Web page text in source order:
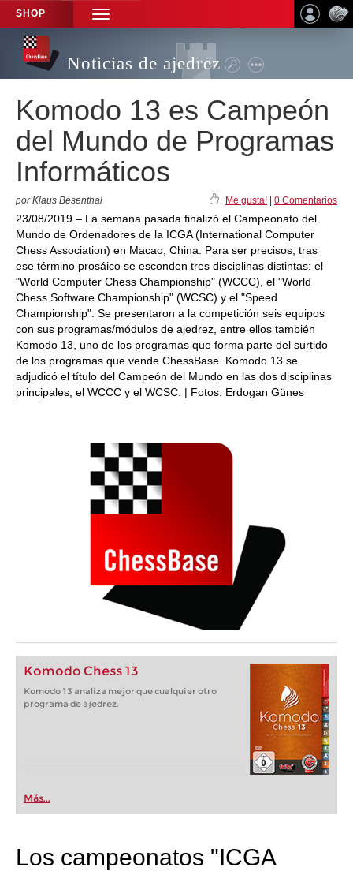
SHOP
TOGGLE
NAVIGATION
Noticias de ajedrez
Komodo 13 es Campeón
del Mundo de Programas
Informáticos
por Klaus Besenthal Me gusta! 0 Comentarios
23/08/2019 – La semana pasada finalizó el Campeonato del
Mundo de Ordenadores de la ICGA (International Computer
Chess Association) en Macao, China. Para ser precisos, tras
ese término prosáico se esconden tres disciplinas distintas: el
"World Computer Chess Championship" (WCCC), el "World
Chess Software Championship" (WCSC) y el "Speed
Championship". Se presentaron a la competición seis equipos
con sus programas/módulos de ajedrez, entre ellos también
Komodo 13, uno de los programas que forma parte del surtido
de los programas que vende ChessBase. Komodo 13 se
adjudicó el título del Campeón del Mundo en las dos disciplinas
principales, el WCCC y el WCSC. | Fotos: Erdogan Günes
Komodo Chess 13
Komodo 13 analiza mejor que cualquier otro
programa de ajedrez.
Más...
Los campeonatos "ICGA